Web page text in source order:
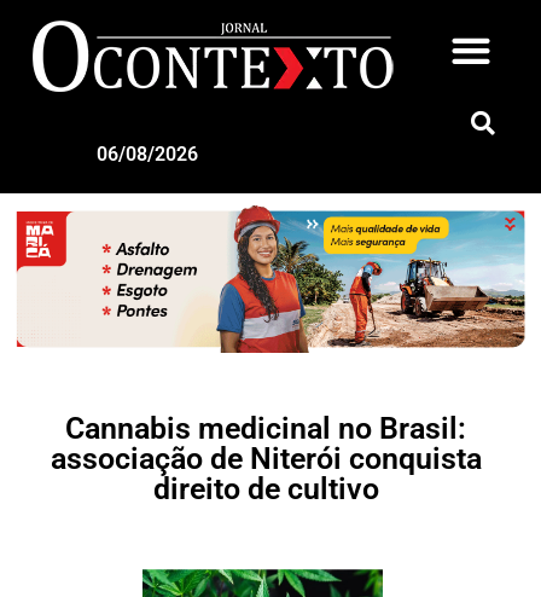
06/08/2026
Cannabis medicinal no Brasil:
associação de Niterói conquista
direito de cultivo